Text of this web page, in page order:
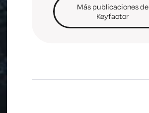
Más publicaciones de
Keyfactor